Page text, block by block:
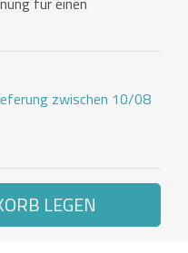
zwischen 10/08
LEGEN